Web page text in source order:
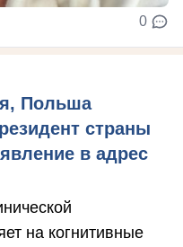
0
Польша
страны
в адрес
на когнитивные